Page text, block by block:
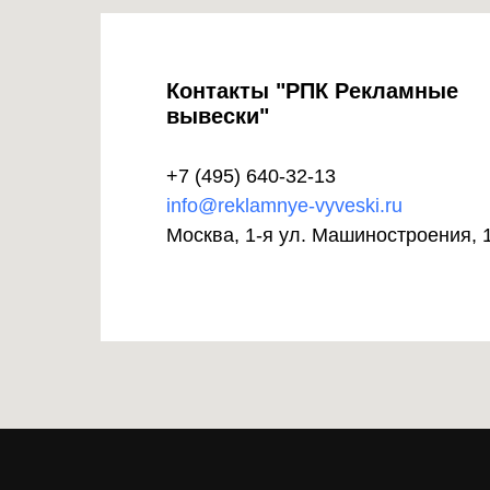
Контакты "РПК Рекламные
вывески"
+7 (495) 640-32-13
info@reklamnye-vyveski.ru
Москва, 1-я ул. Машиностроения,